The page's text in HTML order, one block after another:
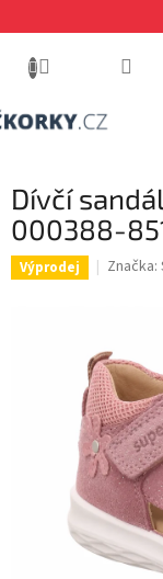
na
Dívčí
000388-
Výprodej Značka: